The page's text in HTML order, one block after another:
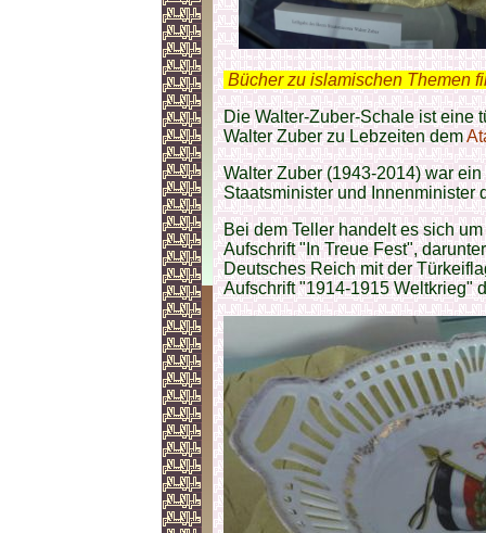
Bücher zu islamischen Themen
Die Walter-Zuber-Schale ist eine
Walter Zuber zu Lebzeiten dem
Walter Zuber (1943-2014) war
Staatsminister und Innenminister
Bei dem Teller handelt es sich
Aufschrift "In Treue Fest",
Deutsches Reich mit der
Aufschrift "1914-1915 Weltkrieg"